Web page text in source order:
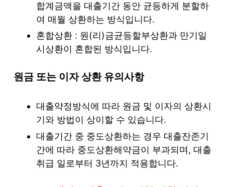
합계금액을 대출기간 동안 균등하게 분할하
여 매월 상환하는 방식입니다.
혼합상환 : 원(리)금균등할부상환과 만기일
시상환이 혼합된 방식입니다.
원금 또는 이자 상환 유의사항
대출약정방식에 따라 원금 및 이자의 상환시
기와 방법이 상이할 수 있습니다.
대출기간 중 중도상환하는 경우 대출잔존기
간에 따라 중도상환해약금이 부과되며, 대출
취급 일로부터 3년까지 적용합니다.